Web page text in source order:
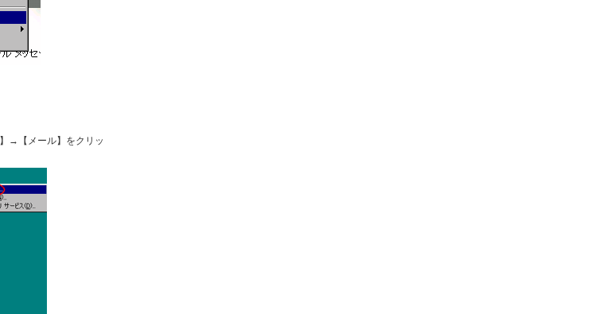
→【メール】をクリッ